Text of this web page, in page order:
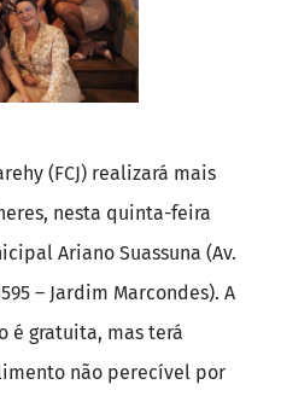
(FCJ) realizará mais
nesta quinta-feira
Ariano Suassuna (Av.
– Jardim Marcondes). A
é gratuita, mas terá
não perecível por